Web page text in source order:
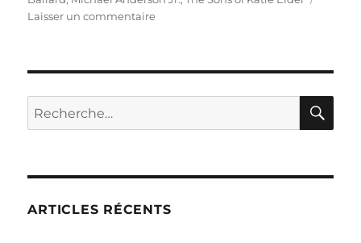
Laisser un commentairesur
Les
Fils
réalisé
par
Recherche
pour :
ARTICLES RÉCENTS